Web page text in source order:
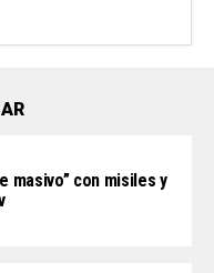
masivo” con misiles y